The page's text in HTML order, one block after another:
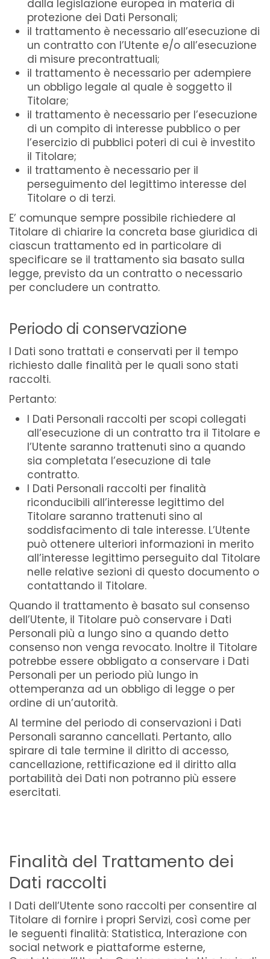
dalla legislazione europea in materia di
protezione dei Dati Personali;
il trattamento è necessario all’esecuzione di
un contratto con l’Utente e/o all’esecuzione
di misure precontrattuali;
il trattamento è necessario per adempiere
un obbligo legale al quale è soggetto il
Titolare;
il trattamento è necessario per l’esecuzione
di un compito di interesse pubblico o per
l’esercizio di pubblici poteri di cui è investito
il Titolare;
il trattamento è necessario per il
perseguimento del legittimo interesse del
Titolare o di terzi.
E’ comunque sempre possibile richiedere al
Titolare di chiarire la concreta base giuridica di
ciascun trattamento ed in particolare di
specificare se il trattamento sia basato sulla
legge, previsto da un contratto o necessario
per concludere un contratto.
Periodo di conservazione
I Dati sono trattati e conservati per il tempo
richiesto dalle finalità per le quali sono stati
raccolti.
Pertanto:
I Dati Personali raccolti per scopi collegati
all’esecuzione di un contratto tra il Titolare e
l’Utente saranno trattenuti sino a quando
sia completata l’esecuzione di tale
contratto.
I Dati Personali raccolti per finalità
riconducibili all’interesse legittimo del
Titolare saranno trattenuti sino al
soddisfacimento di tale interesse. L’Utente
può ottenere ulteriori informazioni in merito
all’interesse legittimo perseguito dal Titolare
nelle relative sezioni di questo documento o
contattando il Titolare.
Quando il trattamento è basato sul consenso
dell’Utente, il Titolare può conservare i Dati
Personali più a lungo sino a quando detto
consenso non venga revocato. Inoltre il Titolare
potrebbe essere obbligato a conservare i Dati
Personali per un periodo più lungo in
ottemperanza ad un obbligo di legge o per
ordine di un’autorità.
Al termine del periodo di conservazioni i Dati
Personali saranno cancellati. Pertanto, allo
spirare di tale termine il diritto di accesso,
cancellazione, rettificazione ed il diritto alla
portabilità dei Dati non potranno più essere
esercitati.
Finalità del Trattamento dei
Dati raccolti
I Dati dell’Utente sono raccolti per consentire al
Titolare di fornire i propri Servizi, così come per
le seguenti finalità: Statistica, Interazione con
social network e piattaforme esterne,